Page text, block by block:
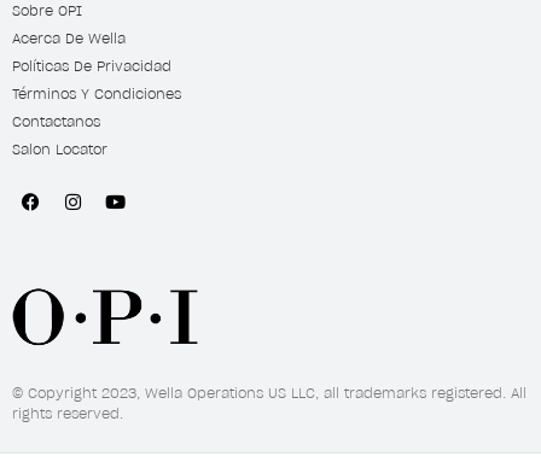
Sobre OPI
Acerca De Wella
Políticas De Privacidad
Términos Y Condiciones
Contactanos
Salon Locator
© Copyright 2023, Wella Operations US LLC, all trademarks registered. All
rights reserved.